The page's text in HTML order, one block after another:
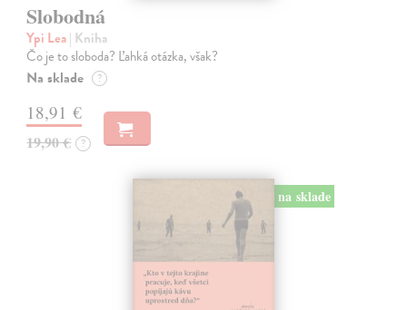
Slobodná
Ypi Lea| Kniha
Čo je to sloboda? Ľahká otázka, však?
Na sklade ?
18,91 €
19,90 € ?
na sklade